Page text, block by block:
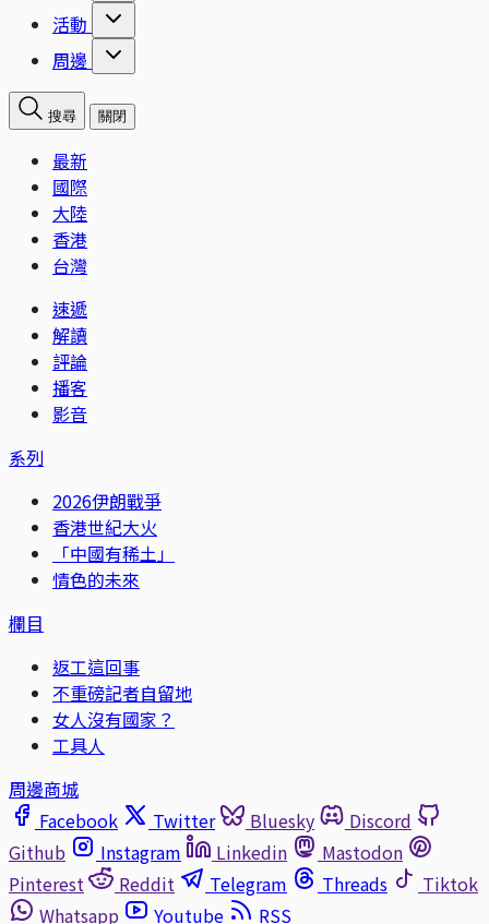
活動
周邊
搜尋 關閉
最新
國際
大陸
香港
台灣
速遞
解讀
評論
播客
影音
系列
2026伊朗戰爭
香港世紀大火
「中國有稀土」
情色的未來
欄目
返工這回事
不重磅記者自留地
女人沒有國家？
工具人
周邊商城
Facebook
Twitter Bluesky
Discord
Github
Instagram Linkedin
Mastodon
Pinterest
Reddit Telegram Threads
Tiktok
Whatsapp
Youtube
RSS